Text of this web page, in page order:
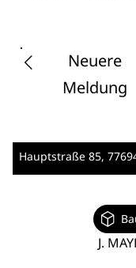
Neuere
Meldung
Hauptstraße 85,
J.